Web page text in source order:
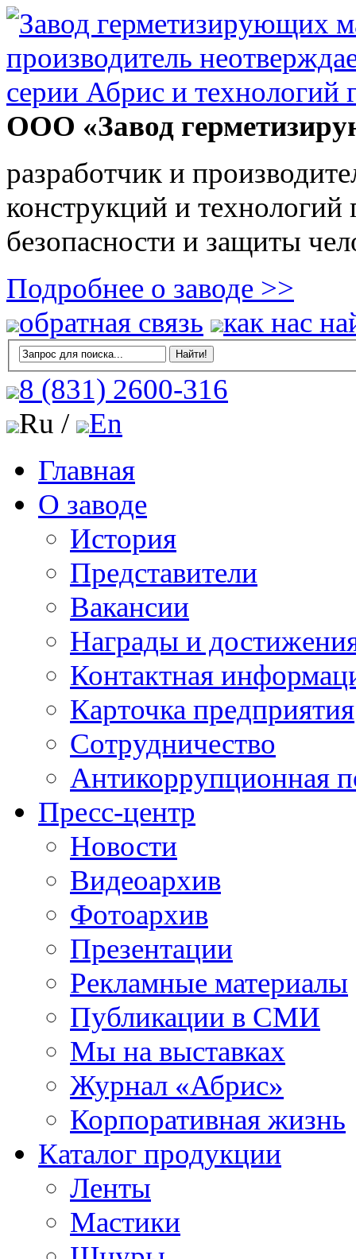
ООО «Завод
разработчик и
конструкций и
безопасности и защиты
Подробнее о заводе >>
обратная связь
как нас
8 (831) 2600-316
Ru /
En
Главная
О заводе
История
Представители
Вакансии
Награды и
Контактная
Карточка предприятия
Сотрудничество
Антикоррупционная
Пресс-центр
Новости
Видеоархив
Фотоархив
Презентации
Рекламные материалы
Публикации в СМИ
Мы на выставках
Журнал «Абрис»
Корпоративная жизнь
Каталог продукции
Ленты
Мастики